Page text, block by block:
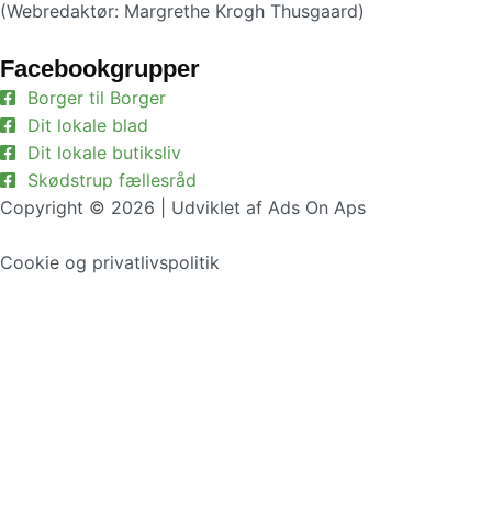
(Webredaktør: Margrethe Krogh Thusgaard)
Facebookgrupper
Borger til Borger
Dit lokale blad
Dit lokale butiksliv
Skødstrup fællesråd
Copyright © 2026 | Udviklet af Ads On Aps
Cookie og privatlivspolitik